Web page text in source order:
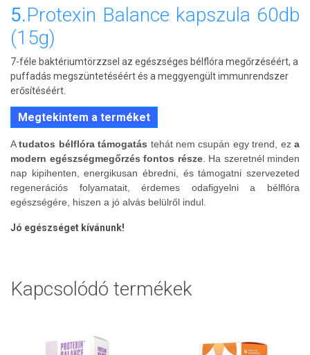
5.Protexin Balance kapszula 60db
(15g)
7-féle baktériumtörzzsel az egészséges bélflóra megőrzéséért, a
puffadás megszüntetéséért és a meggyengült immunrendszer
erősítéséért.
Megtekintem a terméket
Atudatos bélflóra támogatás tehát nem csupán egy trend, eza
modern egészségmegőrzés fontos része. Ha szeretnél minden
nap kipihenten, energikusan ébredni, és támogatni szervezeted
regenerációs folyamatait, érdemes odafigyelni a bélflóra
egészségére, hiszen a jó alvás belülről indul.
Jó egészséget kívánunk!
Kapcsolódó termékek